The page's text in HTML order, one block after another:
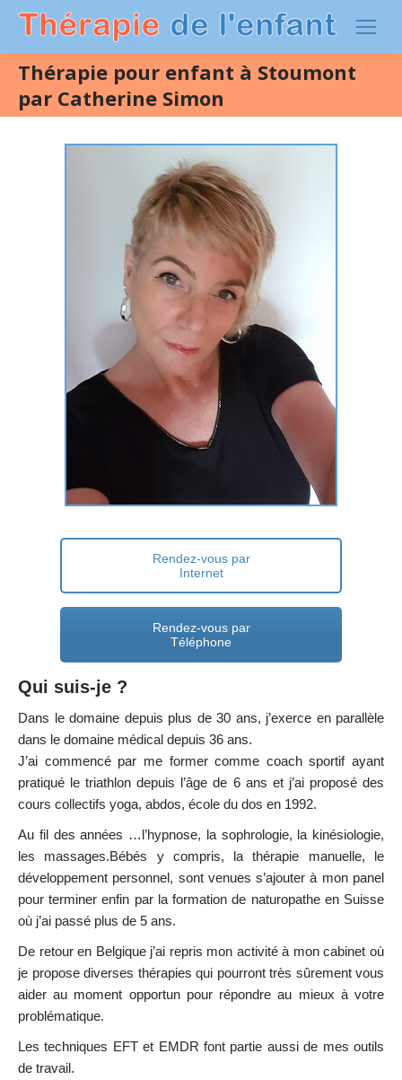
Thérapie pour enfant à Stoumont
par Catherine Simon
Qui suis-je ?
Dans le domaine depuis plus de 30 ans, j’exerce en parallèle
dans le domaine médical depuis 36 ans.
J’ai commencé par me former comme coach sportif ayant
pratiqué le triathlon depuis l’âge de 6 ans et j’ai proposé des
cours collectifs yoga, abdos, école du dos en 1992.
Au fil des années …l’hypnose, la sophrologie, la kinésiologie,
les massages.Bébés y compris, la thérapie manuelle, le
développement personnel, sont venues s’ajouter à mon panel
pour terminer enfin par la formation de naturopathe en Suisse
où j’ai passé plus de 5 ans.
De retour en Belgique j’ai repris mon activité à mon cabinet où
je propose diverses thérapies qui pourront très sûrement vous
aider au moment opportun pour répondre au mieux à votre
problématique.
Les techniques EFT et EMDR font partie aussi de mes outils
de travail.
Rendez-vous par
Internet
Rendez-vous par
Téléphone